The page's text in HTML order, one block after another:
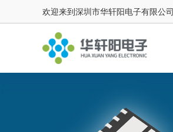
欢迎来到深圳市华轩阳电子有限公司